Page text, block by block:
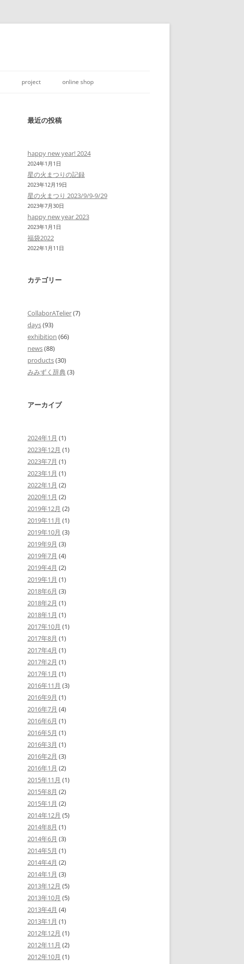
project online shop
最近の投稿
happy new year! 2024
2024年1月1日
星の火まつりの記録
2023年12月19日
星の火まつり 2023/9/9-9/29
2023年7月30日
happy new year 2023
2023年1月1日
福袋2022
2022年1月11日
カテゴリー
CollaborATelier(7)
days(93)
exhibition (66)
news(88)
products(30)
みみずく辞典(3)
アーカイブ
2024年1月 (1)
2023年12月 (1)
2023年7月 (1)
2023年1月 (1)
2022年1月 (2)
2020年1月 (2)
2019年12月 (2)
2019年11月 (1)
2019年10月 (3)
2019年9月 (3)
2019年7月 (4)
2019年4月 (2)
2019年1月 (1)
2018年6月 (3)
2018年2月 (1)
2018年1月 (1)
2017年10月 (1)
2017年8月 (1)
2017年4月 (1)
2017年2月 (1)
2017年1月 (1)
2016年11月 (3)
2016年9月 (1)
2016年7月 (4)
2016年6月 (1)
2016年5月 (1)
2016年3月 (1)
2016年2月 (3)
2016年1月 (2)
2015年11月 (1)
2015年8月 (2)
2015年1月 (2)
2014年12月 (5)
2014年8月 (1)
2014年6月 (3)
2014年5月 (1)
2014年4月 (2)
2014年1月 (3)
2013年12月 (5)
2013年10月 (5)
2013年4月 (4)
2013年1月 (1)
2012年12月 (1)
2012年11月 (2)
2012年10月 (1)